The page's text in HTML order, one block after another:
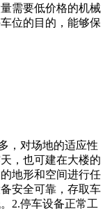
需要低价格的机械
位的目的，能够保
，对场地的适应性
，也可建在大楼的
地形和空间进行任
安全可靠，存取车
2.停车设备正常工